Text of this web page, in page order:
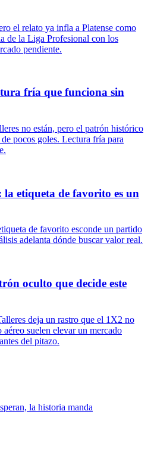
el relato ya infla a Platense como
de la Liga Profesional con los
pendiente.
fría que funciona sin
no están, pero el patrón histórico
pocos goles. Lectura fría para
etiqueta de favorito es un
de favorito esconde un partido
adelanta dónde buscar valor real.
oculto que decide este
deja un rastro que el 1X2 no
suelen elevar un mercado
del pitazo.
la historia manda